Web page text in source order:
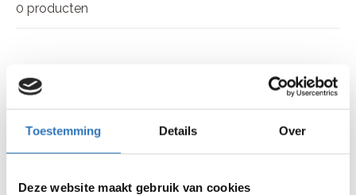
Toestemming Details Over
Deze website maakt gebruik van cookies
0 producten
Geen producten gevonden die voldoen aan je selectie